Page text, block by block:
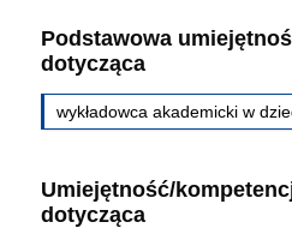
Podstawowa
dotycząca
wykładowca akademicki w
Umiejętność/
dotycząca